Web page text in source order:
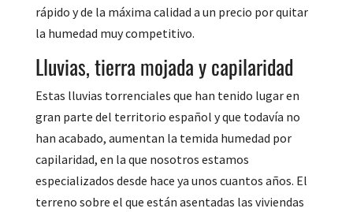
rápido y de la máxima calidad a un precio por quitar
la humedad muy competitivo.
Lluvias, tierra mojada y capilaridad
Estas lluvias torrenciales que han tenido lugar en
gran parte del territorio español y que todavía no
han acabado, aumentan la temida humedad por
capilaridad, en la que nosotros estamos
especializados desde hace ya unos cuantos años. El
terreno sobre el que están asentadas las viviendas